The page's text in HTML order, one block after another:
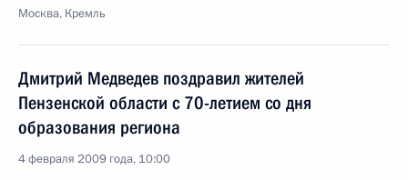
Москва, Кремль
Дмитрий Медведев поздравил жителей
Пензенской области с 70-летием со дня
образования региона
4 февраля 2009 года, 10:00